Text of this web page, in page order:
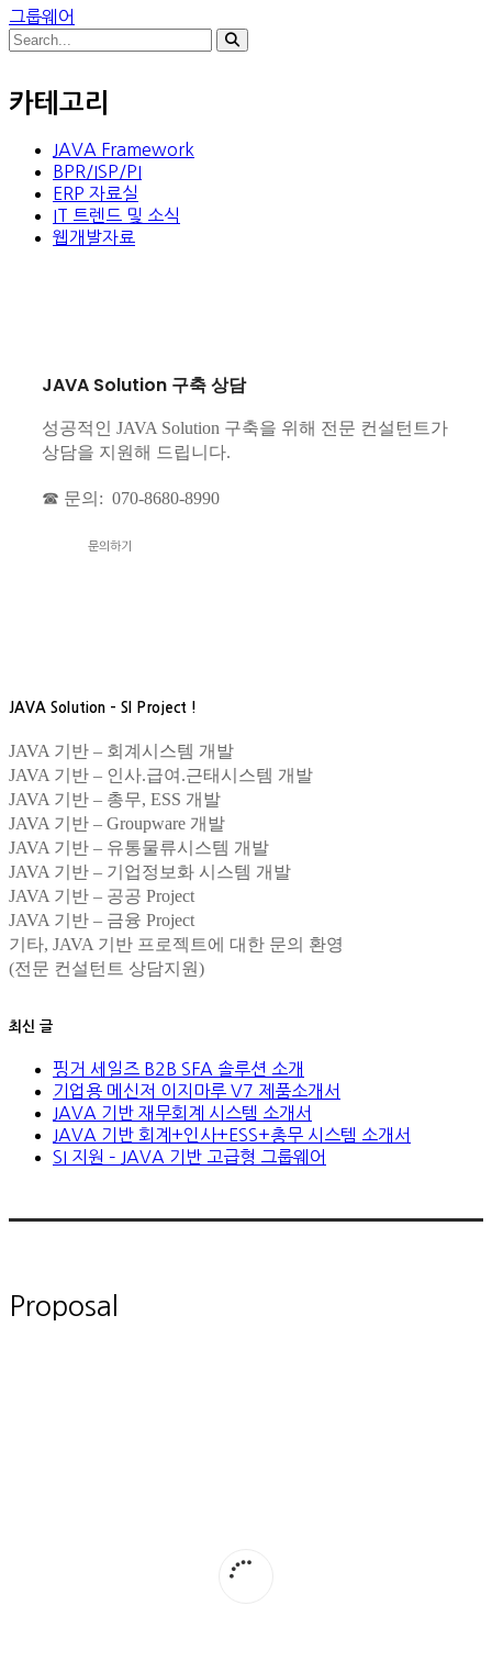
그룹웨어
카테고리
JAVA Framework
BPR/ISP/PI
ERP 자료실
IT 트렌드 및 소식
웹개발자료
JAVA Solution 구축 상담
성공적인 JAVA Solution 구축을 위해 전문 컨설턴트가
상담을 지원해 드립니다.
☎ 문의: 070-8680-8990
문의하기
JAVA Solution – SI Project !
JAVA 기반 – 회계시스템 개발
JAVA 기반 – 인사.급여.근태시스템 개발
JAVA 기반 – 총무, ESS 개발
JAVA 기반 – Groupware 개발
JAVA 기반 – 유통물류시스템 개발
JAVA 기반 – 기업정보화 시스템 개발
JAVA 기반 – 공공 Project
JAVA 기반 – 금융 Project
기타, JAVA 기반 프로젝트에 대한 문의 환영
(전문 컨설턴트 상담지원)
최신 글
핑거 세일즈 B2B SFA 솔루션 소개
기업용 메신저 이지마루 V7 제품소개서
JAVA 기반 재무회계 시스템 소개서
JAVA 기반 회계+인사+ESS+총무 시스템 소개서
SI 지원 – JAVA 기반 고급형 그룹웨어
Proposal